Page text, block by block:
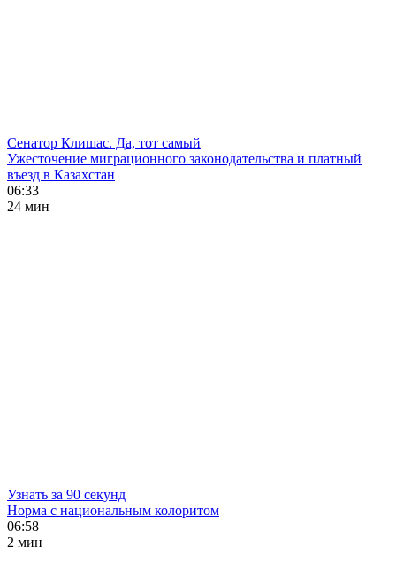
Сенатор Клишас. Да, тот самый
Ужесточение миграционного законодательства и платный
въезд в Казахстан
06:33
24 мин
Узнать за 90 секунд
Норма с национальным колоритом
06:58
2 мин